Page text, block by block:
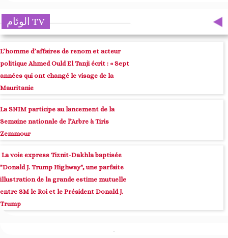
الوئام TV
L’homme d’affaires de renom et acteur
politique Ahmed Ould El Tanji écrit : « Sept
années qui ont changé le visage de la
Mauritanie
La SNIM participe au lancement de la
Semaine nationale de l’Arbre à Tiris
Zemmour
La voie express Tiznit-Dakhla baptisée
"Donald J. Trump Highway", une parfaite
illustration de la grande estime mutuelle
entre SM le Roi et le Président Donald J.
Trump